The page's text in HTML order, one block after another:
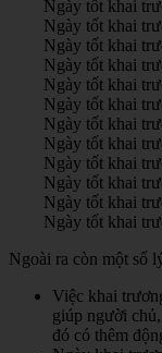
Ngày tốt khai
Ngày tốt khai
Ngày tốt khai
Ngày tốt khai
Ngày tốt khai
Ngày tốt khai
Ngày tốt khai
Ngày tốt khai
Ngày tốt khai
Ngày tốt khai
Ngày tốt khai
Ngày tốt khai
Ngoài ra còn một số
Việc khai
giúp người
đó có thêm